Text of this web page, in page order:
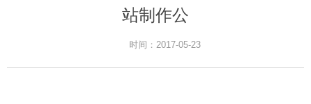
站制作公
时间：2017-05-23